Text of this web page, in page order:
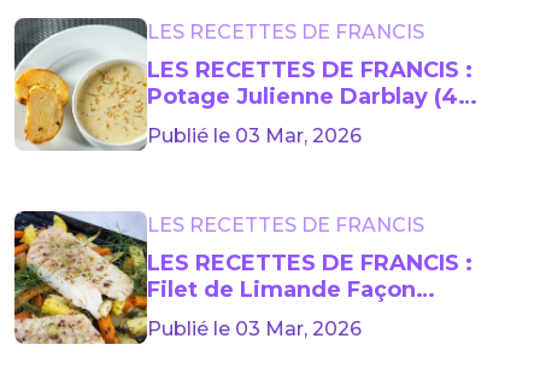
LES RECETTES DE FRANCIS
LES RECETTES DE FRANCIS :
Potage Julienne Darblay (4
personnes)
Publié le 03 Mar, 2026
LES RECETTES DE FRANCIS
LES RECETTES DE FRANCIS :
Filet de Limande Façon
Marguery (4 personnes)
Publié le 03 Mar, 2026